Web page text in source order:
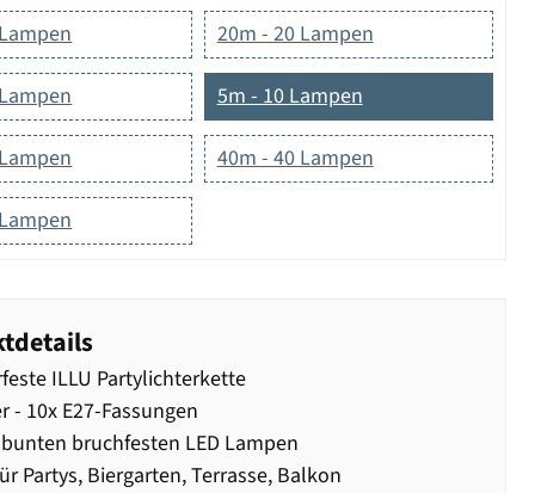
20m - 20 Lampen
5m - 10 Lampen
40m - 40 Lampen
ILLU Partylichterkette
- 10x E27-Fassungen
bruchfesten LED Lampen
Partys, Biergarten, Terrasse, Balkon